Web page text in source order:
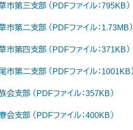
第三支部 （PDFファイル：795KB）
第二支部 （PDFファイル：1.73MB）
第四支部 （PDFファイル：371KB）
第二支部 （PDFファイル：1001KB）
支部 （PDFファイル：357KB）
支部 （PDFファイル：400KB）